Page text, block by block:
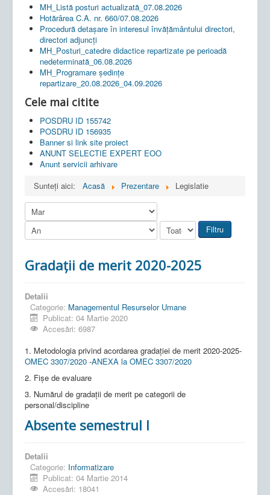
MH_Listă posturi actualizată_07.08.2026
Hotărârea C.A. nr. 660/07.08.2026
Procedură detașare în interesul învățământului directori,
directori adjuncți
MH_Posturi_catedre didactice repartizate pe perioadă
nedeterminată_06.08.2026
MH_Programare ședințe
repartizare_20.08.2026_04.09.2026
Cele mai citite
POSDRU ID 155742
POSDRU ID 156935
Banner si link site proiect
ANUNT SELECTIE EXPERT EOO
Anunt servicii arhivare
Sunteți aici:
Acasă Prezentare Legislatie
Filtru
Gradații de merit 2020-2025
Detalii
Categorie: Managementul Resurselor Umane
Publicat: 04 Martie 2020
Accesări: 6987
1. Metodologia privind acordarea gradației de merit 2020-2025-
OMEC 3307/2020 -ANEXA la OMEC 3307/2020
2. Fișe de evaluare
3. Numărul de gradații de merit pe categorii de
personal/discipline
Absente semestrul I
Detalii
Categorie: Informatizare
Publicat: 04 Martie 2014
Accesări: 18041